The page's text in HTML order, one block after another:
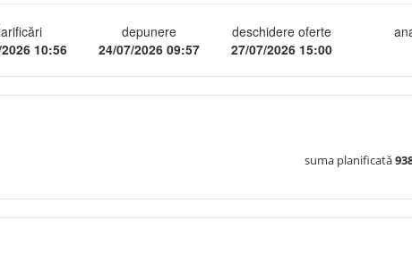
10:56
depunere
24/07/2026 09:57
deschidere oferte
27/07/2026 15:00
suma planificată